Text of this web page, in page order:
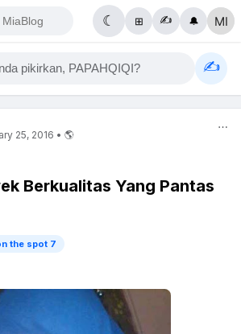
☾ ⊞ ✍️ 🔔
pikirkan, PAPAHQIQI? ✍️
25, 2016 • 🌎
⋯
Berkualitas Yang Pantas
the spot 7